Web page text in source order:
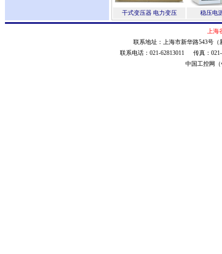
干式变压器 电力变压 稳压电
上海
联系地址：上海市新华路543号
联系电话：021-62813011 传真：
中国工控网（